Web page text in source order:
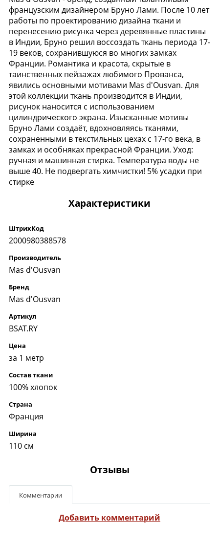
французским дизайнером Бруно Лами. После 10 лет
работы по проектированию дизайна ткани и
перенесению рисунка через деревянные пластины
в Индии, Бруно решил воссоздать ткань периода 17-
19 веков, сохранившуюся во многих замках
Франции. Романтика и красота, скрытые в
таинственных пейзажах любимого Прованса,
явились основными мотивами Mas d'Ousvan. Для
этой коллекции ткань производится в Индии,
рисунок наносится с использованием
цилиндрического экрана. Изысканные мотивы
Бруно Лами создаёт, вдохновляясь тканями,
сохраненными в текстильных цехах с 17-го века, в
замках и особняках прекрасной Франции. Уход:
ручная и машинная стирка. Температура воды не
выше 40. Не подвергать химчистки! 5% усадки при
стирке
Характеристики
ШтрихКод
2000980388578
Производитель
Mas d'Ousvan
Бренд
Mas d'Ousvan
Артикул
BSAT.RY
Цена
за 1 метр
Состав ткани
100% хлопок
Страна
Франция
Ширина
110 см
Отзывы
Комментарии
Добавить комментарий